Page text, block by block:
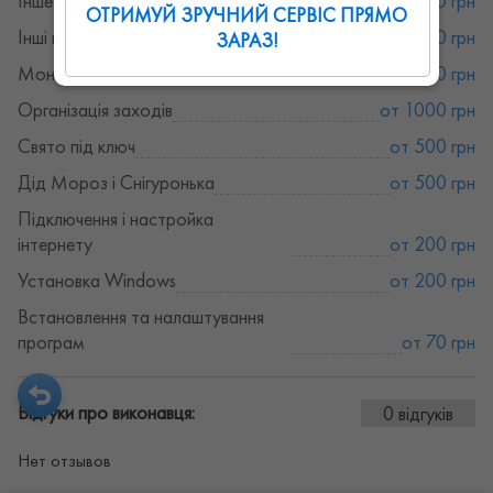
Інші послуги фото і відео
от 150 грн
Монтаж відео
от 150 грн
Організація заходів
от 1000 грн
Свято під ключ
от 500 грн
Дід Мороз і Снігуронька
от 500 грн
Підключення і настройка
інтернету
от 200 грн
Установка Windows
от 200 грн
Встановлення та налаштування
програм
от 70 грн
Відгуки про виконавця: 0 відгуків
Нет отзывов
ОТРИМУЙ ЗРУЧНИЙ СЕРВІС ПРЯМО
ЗАРАЗ!